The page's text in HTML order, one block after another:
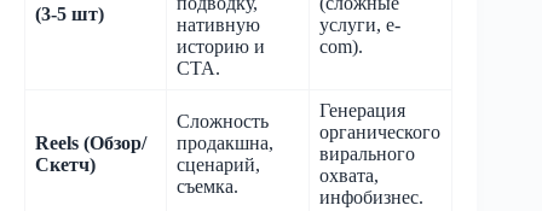
(3-5 шт)
нативную
историю и
CTA.
услуги, e-
com).
Reels (Обзор/
Скетч)
Сложность
продакшна,
сценарий,
съемка.
Генерация
органического
вирального
охвата,
инфобизнес.